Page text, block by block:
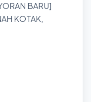
BARU]
KOTAK,